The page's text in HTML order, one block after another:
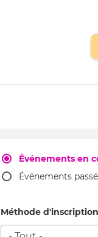
Événements en
Événements
Méthode d'inscription